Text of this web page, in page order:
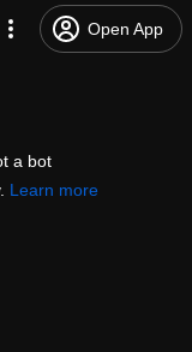
Open App
a bot
Learn more